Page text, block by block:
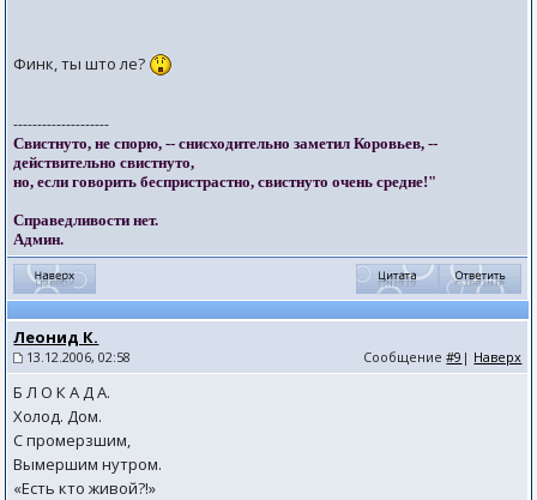
Финк, ты што ле?
--------------------
Свистнуто, не спорю, -- снисходительно заметил Коровьев, --
действительно свистнуто,
но, если говорить беспристрастно, свистнуто очень средне!"
Справедливости нет.
Админ.
Леонид К.
13.12.2006, 02:58 Сообщение#9 | Наверх
Б Л О К А Д А.
Холод. Дом.
С промерзшим,
Вымершим нутром.
«Есть кто живой?!»